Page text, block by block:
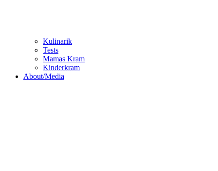
Kulinarik
Tests
Mamas Kram
Kinderkram
About/Media